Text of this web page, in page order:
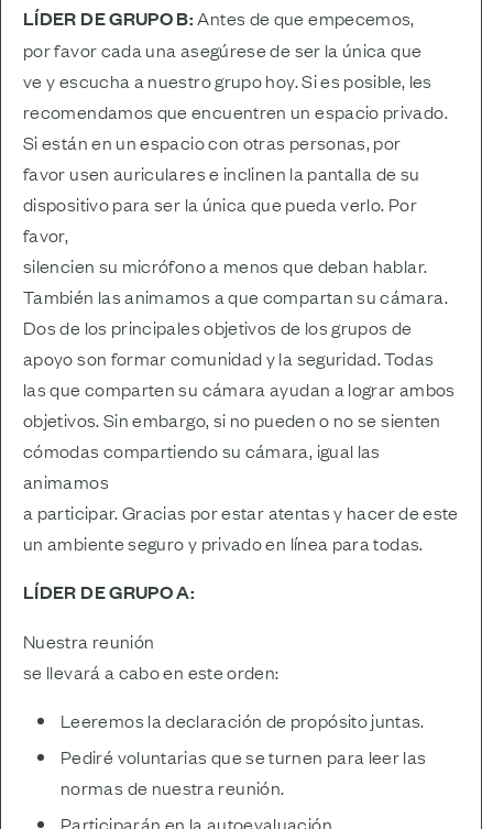
LÍDER DE GRUPO B: Antes de que empecemos,
por favor cada una asegúrese de ser la única que
ve y escucha a nuestro grupo hoy. Si es posible, les
recomendamos que encuentren un espacio privado.
Si están en un espacio con otras personas, por
favor usen auriculares e inclinen la pantalla de su
dispositivo para ser la única que pueda verlo. Por
favor,
silencien su micrófono a menos que deban hablar.
También las animamos a que compartan su cámara.
Dos de los principales objetivos de los grupos de
apoyo son formar comunidad y la seguridad. Todas
las que comparten su cámara ayudan a lograr ambos
objetivos. Sin embargo, si no pueden o no se sienten
cómodas compartiendo su cámara, igual las
animamos
a participar. Gracias por estar atentas y hacer de este
un ambiente seguro y privado en línea para todas.
LÍDER DE GRUPO A:
Nuestra reunión
se llevará a cabo en este orden:
Leeremos la declaración de propósito juntas.
Pediré voluntarias que se turnen para leer las
normas de nuestra reunión.
Participarán en la autoevaluación